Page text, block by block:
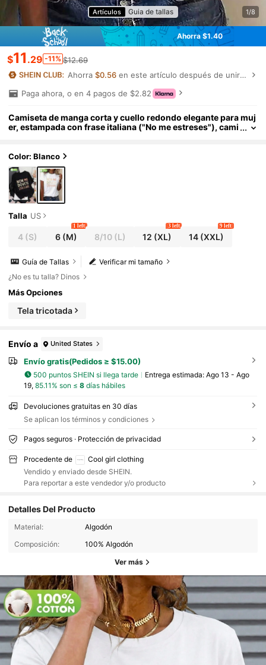
Artículos Guia de tallas 1/8
Ahorra $1.40
$11 .29 -11% $12.69
Ahorra$0.56 en este artículo después de unirte.
Paga ahora, o en 4 pagos de $2.82
Camiseta de manga corta y cuello redondo elegante para muj
er, estampada con frase italiana ("No me estreses"), cami
Color: Blanco
Talla US
4 (S) 6 (M)
1 left
8/10(L) 12 (XL)
3 left
14 (XXL)
9 left
Verificar mi tamaño
Guía de Tallas
¿No es tu talla? Dinos
Más Opciones
Tela tricotada
Envío a United States
Envío gratis(Pedidos ≥ $15.00)
500 puntos SHEIN si llega tarde Entrega estimada: Ago 13 - Ago
19, 85.11% son ≤ 8días hábiles
Devoluciones gratuitas en 30 días
Se aplican los términos y condiciones
Pagos seguros · Protección de privacidad
Procedente de
Cool girl clothing
Vendido y enviado desde SHEIN.
Para reportar a este vendedor y/o producto
Detalles Del Producto
Material:
Algodón
Composición:
100% Algodón
Ver más